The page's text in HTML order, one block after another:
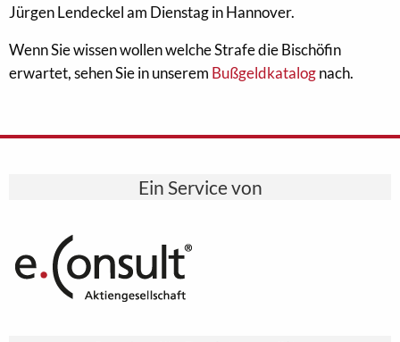
Jürgen Lendeckel am Dienstag in Hannover.
Wenn Sie wissen wollen welche Strafe die Bischöfin
erwartet, sehen Sie in unserem Bußgeldkatalognach.
Ein Service von